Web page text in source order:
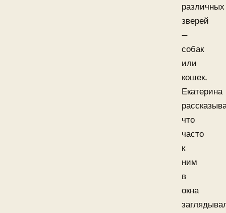
различных
зверей
—
собак
или
кошек.
Екатерина
что
часто
к
ним
в
окна